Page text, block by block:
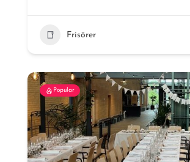
Frisörer
Popular